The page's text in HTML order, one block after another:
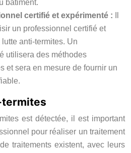
bâtiment.
certifié et expérimenté :
un professionnel certifié et
anti-termites. Un
utilisera des méthodes
et sera en mesure de fournir un
est détectée, il est important
pour réaliser un traitement
traitements existent, avec leurs